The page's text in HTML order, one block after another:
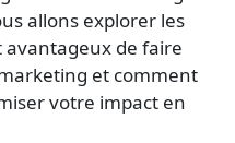
allons explorer les
avantageux de faire
et comment
votre impact en